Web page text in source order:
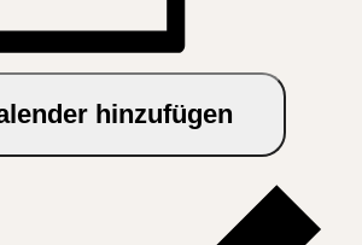
hinzufügen